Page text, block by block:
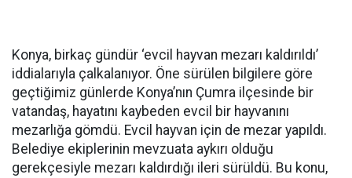
Konya, birkaç gündür ‘evcil hayvan mezarı kaldırıldı’
iddialarıyla çalkalanıyor. Öne sürülen bilgilere göre
geçtiğimiz günlerde Konya’nın Çumra ilçesinde bir
vatandaş, hayatını kaybeden evcil bir hayvanını
mezarlığa gömdü. Evcil hayvan için de mezar yapıldı.
Belediye ekiplerinin mevzuata aykırı olduğu
gerekçesiyle mezarı kaldırdığı ileri sürüldü. Bu konu,